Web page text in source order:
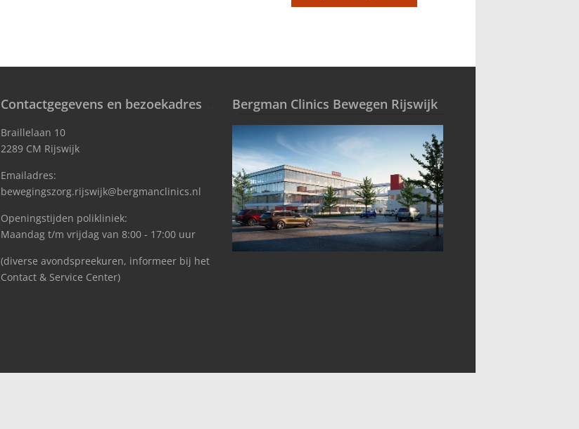
Contactgegevens en bezoekadres
Braillelaan 10
2289 CM Rijswijk
Emailadres:
bewegingszorg.rijswijk@bergmanclinics.nl
Openingstijden polikliniek:
Maandag t/m vrijdag van 8:00 - 17:00 uur
(diverse avondspreekuren, informeer bij het
Contact & Service Center)
Bergman Clinics Bewegen Rijswijk